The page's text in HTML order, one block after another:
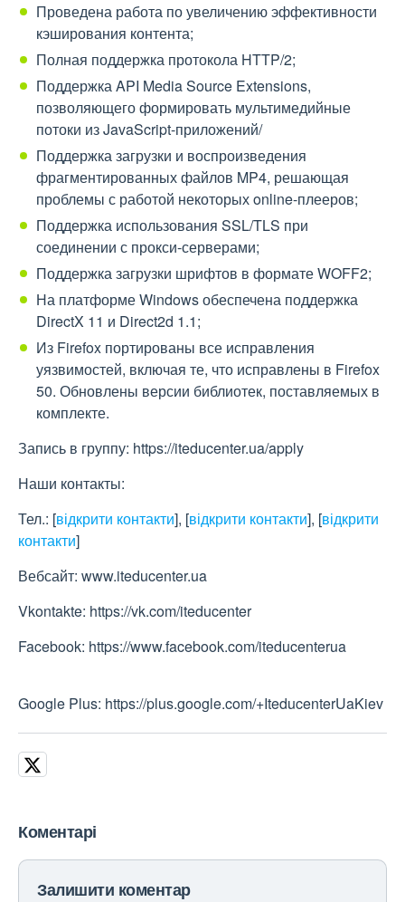
Проведена работа по увеличению эффективности
кэширования контента;
Полная поддержка протокола HTTP/2;
Поддержка API Media Source Extensions,
позволяющего формировать мультимедийные
потоки из JavaScript-приложений/
Поддержка загрузки и воспроизведения
фрагментированных файлов MP4, решающая
проблемы с работой некоторых online-плееров;
Поддержка использования SSL/TLS при
соединении с прокси-серверами;
Поддержка загрузки шрифтов в формате WOFF2;
На платформе Windows обеспечена поддержка
DirectX 11 и Direct2d 1.1;
Из Firefox портированы все исправления
уязвимостей, включая те, что исправлены в Firefox
50. Обновлены версии библиотек, поставляемых в
комплекте.
Запись в группу: https://iteducenter.ua/apply
Наши контакты:
Тел.: [відкрити контакти], [відкрити контакти], [відкрити
контакти]
Вебсайт: www.iteducenter.ua
Vkontakte: https://vk.com/iteducenter
Facebook: https://www.facebook.com/iteducenterua
Google Plus: https://plus.google.com/+IteducenterUaKiev
Коментарі
Залишити коментар